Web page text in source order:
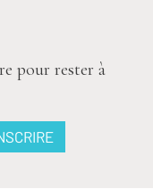
pour rester à